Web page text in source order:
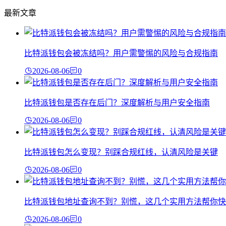
最新文章
比特派钱包会被冻结吗？用户需警惕的风险与合规指南
2026-08-06 0
比特派钱包是否存在后门？深度解析与用户安全指南
2026-08-06 0
比特派钱包怎么变现？别踩合规红线，认清风险是关键
2026-08-06 0
比特派钱包地址查询不到？别慌，这几个实用方法帮你
2026-08-06 0